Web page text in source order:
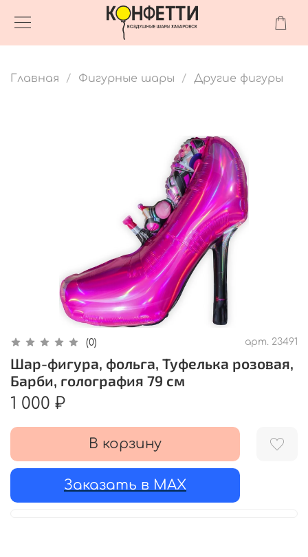
Главная Фигурные шары Другие фигуры
(0) арт. 23491
Шар-фигура, фольга, Туфелька розовая,
Барби, голография 79 см
1 000 ₽
В корзину
Заказать в MAX